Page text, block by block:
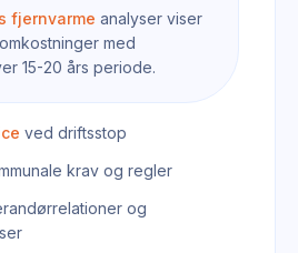
fjernvarme analyser viser
med
15-20 års periode.
ved driftsstop
krav og regler
og